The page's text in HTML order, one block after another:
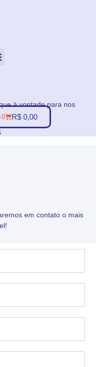
R$ 0,00
0
à vontade para nos
em contato o mais